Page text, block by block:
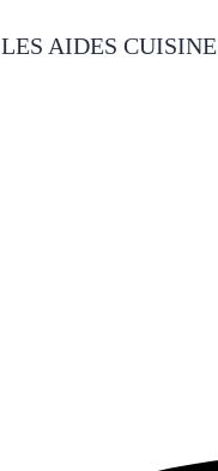
LES AIDES CUISINE